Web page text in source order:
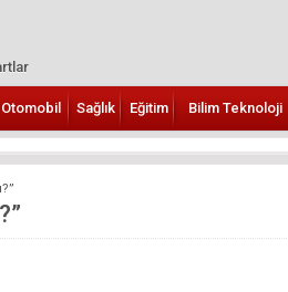
Otomobil Sağlık Eğitim Bilim Teknoloji